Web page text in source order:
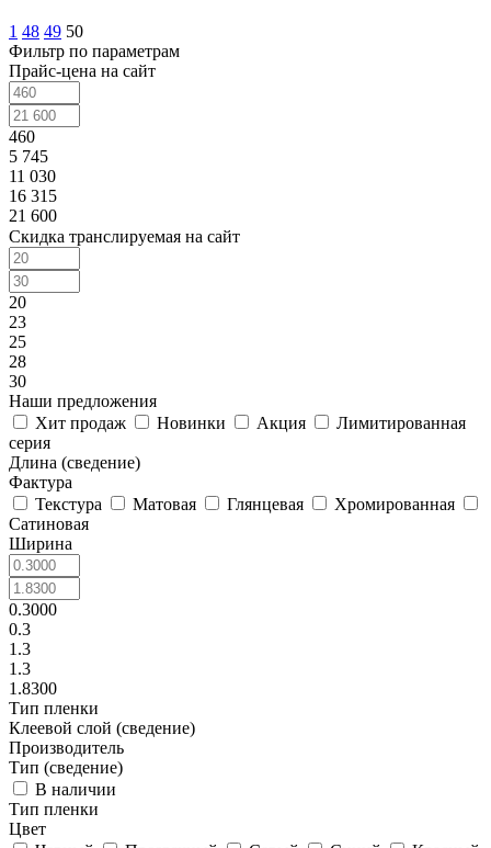
1 48 49 50
Фильтр по параметрам
Прайс-цена на сайт
460
5 745
11 030
16 315
21 600
Скидка транслируемая на сайт
20
23
25
28
30
Наши предложения
Хит продаж
Новинки Акция
Лимитированная
серия
Длина (сведение)
Фактура
Текстура
Матовая Глянцевая
Хромированная
Сатиновая
Ширина
0.3000
0.3
1.3
1.3
1.8300
Тип пленки
Клеевой слой (сведение)
Производитель
Тип (сведение)
В наличии
Тип пленки
Цвет